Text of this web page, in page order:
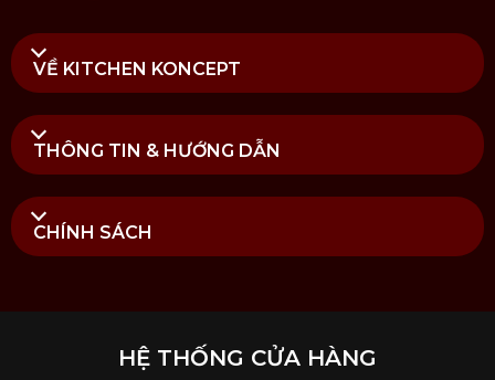
2. Lợi ích khi sử dụng dụng cụ bếp
cao cấp trong nấu nướng hàng ngày
Một số lợi ích mà dụng cụ bếp cao cấp mang đến
kiệm thời gian
VỀ KITCHEN KONCEPT
THÔNG TIN & HƯỚNG DẪN
CHÍNH SÁCH
HỆ THỐNG CỬA HÀNG